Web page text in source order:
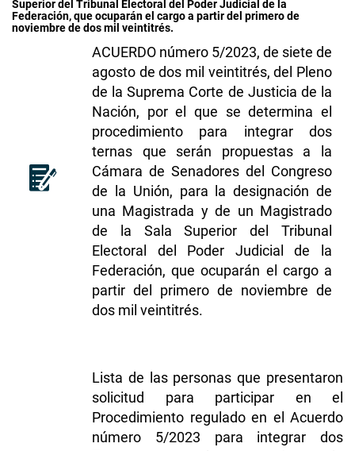
Superior del Tribunal Electoral del Poder Judicial de la
Federación, que ocuparán el cargo a partir del primero de
noviembre de dos mil veintitrés.
ACUERDO número 5/2023, de siete de
agosto de dos mil veintitrés, del Pleno
de la Suprema Corte de Justicia de la
Nación, por el que se determina el
procedimiento para integrar dos
ternas que serán propuestas a la
Cámara de Senadores del Congreso
de la Unión, para la designación de
una Magistrada y de un Magistrado
de la Sala Superior del Tribunal
Electoral del Poder Judicial de la
Federación, que ocuparán el cargo a
partir del primero de noviembre de
dos mil veintitrés.
Lista de las personas que presentaron
solicitud para participar en el
Procedimiento regulado en el Acuerdo
número 5/2023 para integrar dos